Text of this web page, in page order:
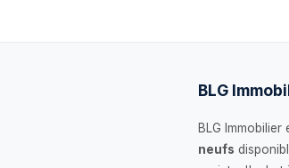
BLG
BLG
neufs